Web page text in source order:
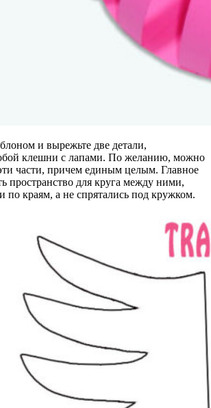
и вырежьте две детали,
клешни с лапами. По желанию, можно
части, причем единым целым. Главное
пространство для круга между ними,
по краям, а не спрятались под кружком.